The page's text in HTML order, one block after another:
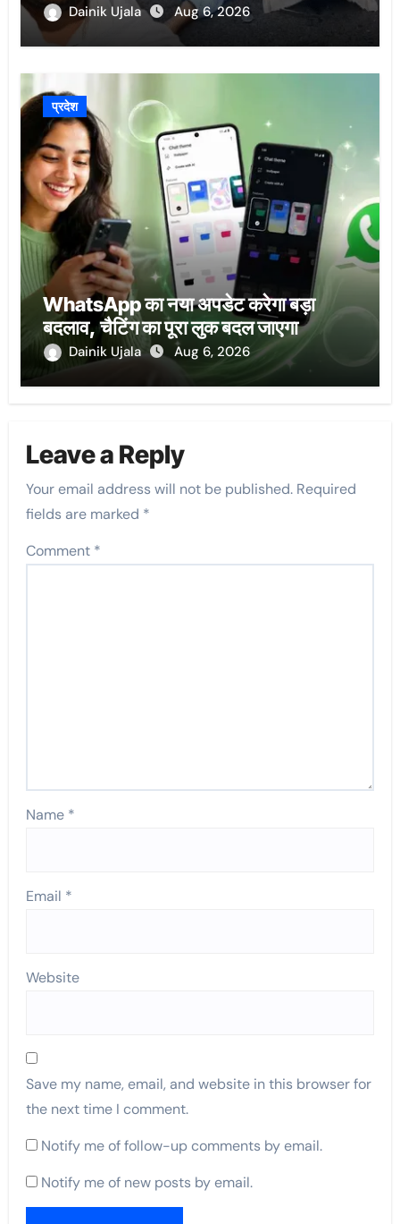
Dainik Ujala Aug 6, 2026
प्रदेश
WhatsApp का नया अपडेट करेगा बड़ा
बदलाव, चैटिंग का पूरा लुक बदल जाएगा
Dainik Ujala Aug 6, 2026
Leave a Reply
Your email address will not be published. Required
fields are marked *
Comment *
Name *
Email *
Website
Save my name, email, and website in this browser for
the next time I comment.
Notify me of follow-up comments by email.
Notify me of new posts by email.